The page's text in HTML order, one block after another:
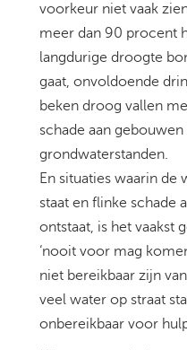
voorkeur niet vaak
meer dan 90 procent
langdurige droogte
gaat, onvoldoende
beken droog vallen
schade aan
grondwaterstanden.
En situaties waarin
staat en flinke schade
ontstaat, is het vaakst
‘nooit voor mag
niet bereikbaar zijn
veel water op straat
onbereikbaar voor